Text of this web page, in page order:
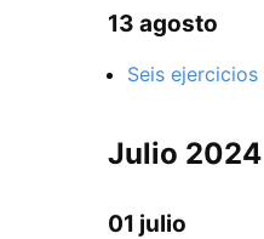
13 agosto
Seis
Julio 2024
01 julio